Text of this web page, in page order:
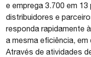
e emprega 3.700 em
distribuidores e
responda rapidamente
a mesma eficiência, em
Através de atividades